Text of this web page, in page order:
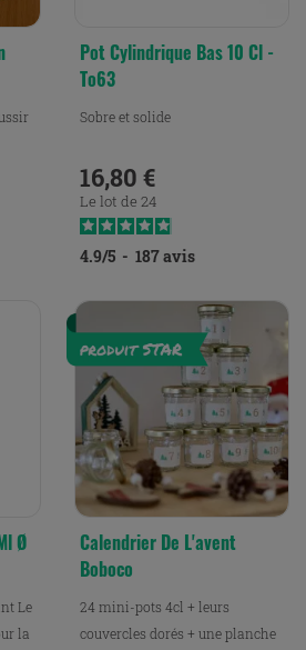
Pot Cylindrique Bas 10 Cl -
To63
Sobre et solide
Prix
16,80 €
Le lot de 24
4.9/5 - 187avis
Ø
Le
la
Calendrier De L'avent
Boboco
24 mini-pots 4cl + leurs
couvercles dorés + une planche